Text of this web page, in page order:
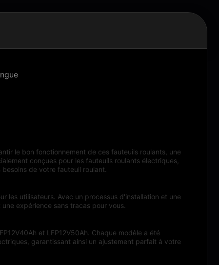
le bon fonctionnement de ces fauteuils roulants, une
conçues pour les fauteuils roulants électriques,
de votre fauteuil roulant.
les utilisateurs. Avec un processus d'installation et une
expérience sans tracas pour vous.
et LFP12V50Ah. Chaque modèle a été
garantissant ainsi un ajustement parfait à votre